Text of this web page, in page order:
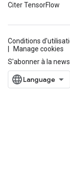
Citer TensorFlow
Conditions
Manage cookies
S'abonner à la